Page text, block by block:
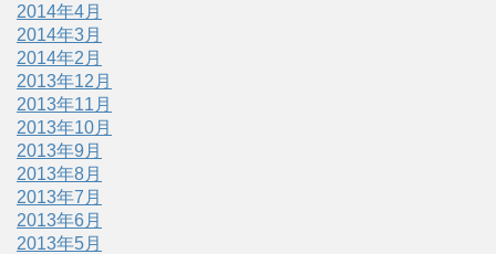
2014年4月
2014年3月
2014年2月
2013年12月
2013年11月
2013年10月
2013年9月
2013年8月
2013年7月
2013年6月
2013年5月